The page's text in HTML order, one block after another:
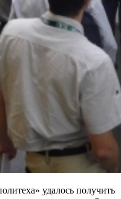
удалось получить